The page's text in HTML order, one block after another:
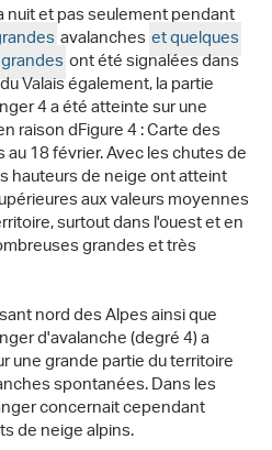
et pas seulement pendant
avalancheset quelques
ont été signalées dans
Valais également, la partie
4 a été atteinte sur une
raison dFigure 4 : Carte des
18 février. Avec les chutes de
hauteurs de neige ont atteint
aux valeurs moyennes
surtout dans l'ouest et en
grandes et très
nord des Alpes ainsi que
d'avalanche (degré 4) a
une grande partie du territoire
spontanées. Dans les
concernait cependant
de neige alpins.